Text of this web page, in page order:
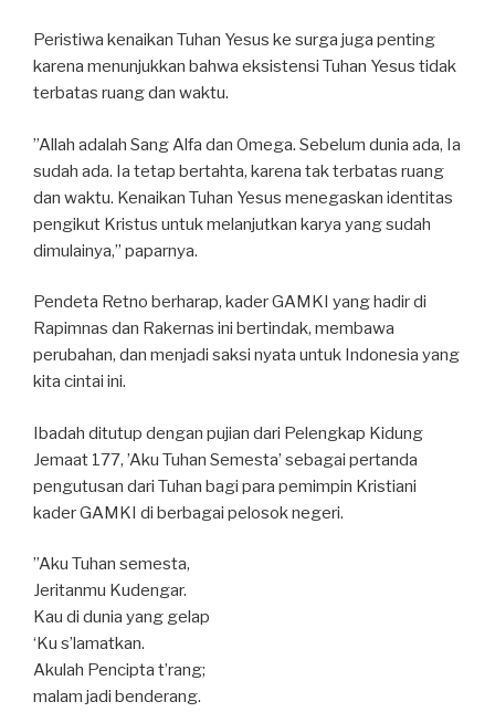
Peristiwa kenaikan Tuhan Yesus ke surga juga penting
karena menunjukkan bahwa eksistensi Tuhan Yesus tidak
terbatas ruang dan waktu.
”Allah adalah Sang Alfa dan Omega. Sebelum dunia ada, Ia
sudah ada. Ia tetap bertahta, karena tak terbatas ruang
dan waktu. Kenaikan Tuhan Yesus menegaskan identitas
pengikut Kristus untuk melanjutkan karya yang sudah
dimulainya,” paparnya.
Pendeta Retno berharap, kader GAMKI yang hadir di
Rapimnas dan Rakernas ini bertindak, membawa
perubahan, dan menjadi saksi nyata untuk Indonesia yang
kita cintai ini.
Ibadah ditutup dengan pujian dari Pelengkap Kidung
Jemaat 177, ’Aku Tuhan Semesta’ sebagai pertanda
pengutusan dari Tuhan bagi para pemimpin Kristiani
kader GAMKI di berbagai pelosok negeri.
”Aku Tuhan semesta,
Jeritanmu Kudengar.
Kau di dunia yang gelap
‘Ku s’lamatkan.
Akulah Pencipta t’rang;
malam jadi benderang.